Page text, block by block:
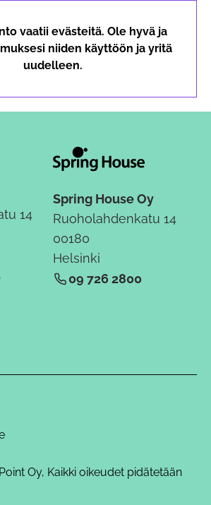
vaatii evästeitä. Ole hyvä ja
niiden käyttöön ja yritä
uudelleen.
14
Spring House Oy
Ruoholahdenkatu 14
00180
Helsinki
09 726 2800
Oy, Kaikki oikeudet pidätetään